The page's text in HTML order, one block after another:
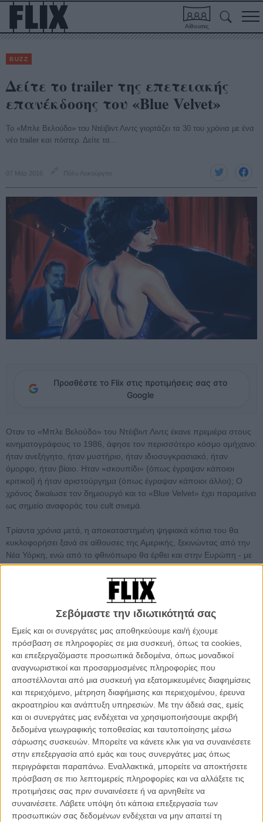
Σεβόμαστε την ιδιωτικότητά σας
Εμείς και οι συνεργάτες μας αποθηκεύουμε και/ή έχουμε
πρόσβαση σε πληροφορίες σε μια συσκευή, όπως τα cookies,
και επεξεργαζόμαστε προσωπικά δεδομένα, όπως μοναδικοί
αναγνωριστικοί και προσαρμοσμένες πληροφορίες που
αποστέλλονται από μια συσκευή για εξατομικευμένες διαφημίσεις
και περιεχόμενο, μέτρηση διαφήμισης και περιεχομένου, έρευνα
ακροατηρίου και ανάπτυξη υπηρεσιών. Με την άδειά σας, εμείς
και οι συνεργάτες μας ενδέχεται να χρησιμοποιήσουμε ακριβή
δεδομένα γεωγραφικής τοποθεσίας και ταυτοποίησης μέσω
σάρωσης συσκευών. Μπορείτε να κάνετε κλικ για να συναινέσετε
στην επεξεργασία από εμάς και τους συνεργάτες μας όπως
περιγράφεται παραπάνω. Εναλλακτικά, μπορείτε να αποκτήσετε
πρόσβαση σε πιο λεπτομερείς πληροφορίες και να αλλάξετε τις
προτιμήσεις σας πριν συναινέσετε ή να αρνηθείτε να
συναινέσετε. Λάβετε υπόψη ότι κάποια επεξεργασία των
προσωπικών σας δεδομένων ενδέχεται να μην απαιτεί τη
Αίθουσες
BUZZ
Δείτε το trailer της επετειακής
επανέκδοσης του «Blue Velvet»
To «Μπλε Βελούδο» του Ντέιβιντ Λιντς γιορτάζει τα 30 του χρόνια με ένα
νέο trailer και πόστερ. Δείτε τα...
07 Μάρ 2016 Πόλυ Λυκούργου
Προσθέστε το Flix στις προτιμήσεις σας στο
Google
Οταν το «Μπλε Βελούδο» του Ντέιβιντ Λιντς έκανε πρεμιέρα στους
κινηματογράφους το 1986, άφησε τον περισσότερο κόσμο αμήχανο:
ήταν ανεξήγητο, ήταν μυστήριο, ήταν ιδιοσυγκρασιακό, ήταν
όμορφο, ήταν βίαιο. Ηταν «σκουπίδι» (όπως έγραψαν κάποιοι
κριτικοί) ή ήταν αριστούργημα (όπως έγραψαν κάποιοι άλλοι); Ο
χρόνος δικαίωσε τον δημιουργό και το «Blue Velvet» έχει παραμείνει
ως σημείο αναφοράς του cult σινεμά.
Τρίαντα χρόνια μετά, η αποκαταστημένη ψηφιακά κόπια του θα
κυκλοφορήσει ξανά σε αίθουσες της Αμερικής, ξεκινώντας από την
Νέα Υόρκη, ενώ από το φθινόπωρο θα έρθει και στην Ευρώπη - με
πρώτο σταθμό τη Μ. Βρετανία. Οσοι τυχεροί λοιπόν ετοιμαστείτε:
στις 25 Μαρτίου το «Μπλε Βελούδο» επανακυκλοφορεί στο Film